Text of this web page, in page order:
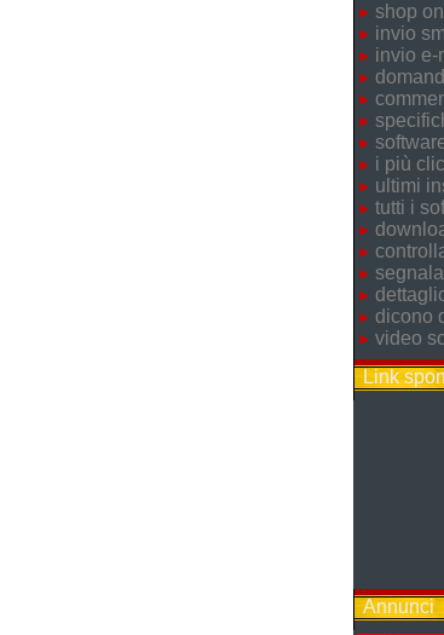
shop
invio
invio e-
i più
ultimi
tutti i
dicono
video
Link
Annunci